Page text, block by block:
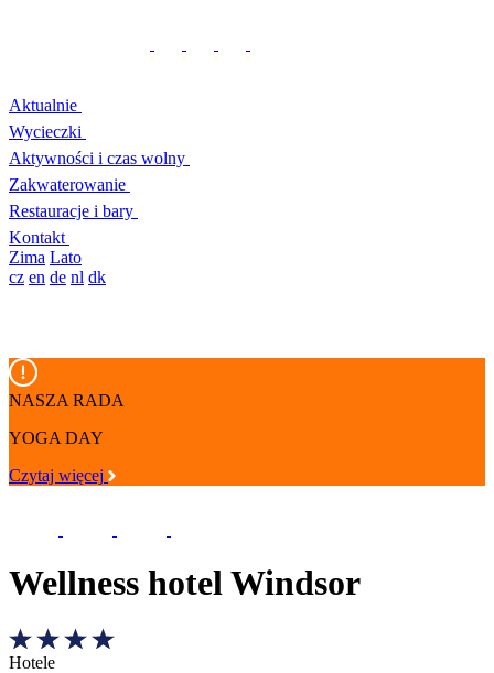
Aktualnie
Wycieczki
Aktywności i czas wolny
Zakwaterowanie
Restauracje i bary
Kontakt
Zima Lato
cz en de nl dk
NASZA RADA
YOGA DAY
Czytaj więcej
Wellness hotel Windsor
Hotele